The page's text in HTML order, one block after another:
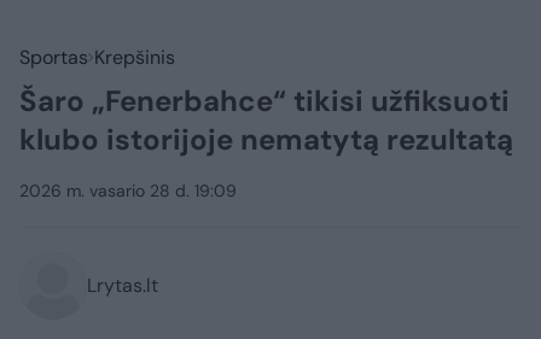
Sportas Krepšinis
Šaro „Fenerbahce“ tikisi užfiksuoti
klubo istorijoje nematytą rezultatą
2026 m. vasario 28 d. 19:09
Lrytas.lt